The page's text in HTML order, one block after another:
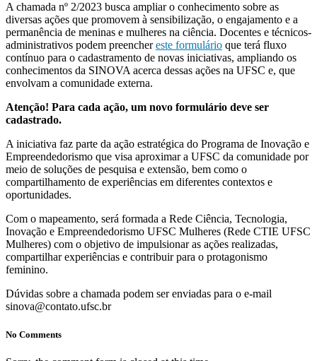
A chamada nº 2/2023 busca ampliar o conhecimento sobre as
diversas ações que promovem à sensibilização, o engajamento e a
permanência de meninas e mulheres na ciência. Docentes e técnicos-
administrativos podem preenchereste formulário que terá fluxo
contínuo para o cadastramento de novas iniciativas, ampliando os
conhecimentos da SINOVA acerca dessas ações na UFSC e, que
envolvam a comunidade externa.
Atenção! Para cada ação, um novo formulário deve ser
cadastrado.
A iniciativa faz parte da ação estratégica do Programa de Inovação e
Empreendedorismo que visa aproximar a UFSC da comunidade por
meio de soluções de pesquisa e extensão, bem como o
compartilhamento de experiências em diferentes contextos e
oportunidades.
Com o mapeamento, será formada a Rede Ciência, Tecnologia,
Inovação e Empreendedorismo UFSC Mulheres (Rede CTIE UFSC
Mulheres) com o objetivo de impulsionar as ações realizadas,
compartilhar experiências e contribuir para o protagonismo
feminino.
Dúvidas sobre a chamada podem ser enviadas para o e-mail
sinova@contato.ufsc.br
No Comments